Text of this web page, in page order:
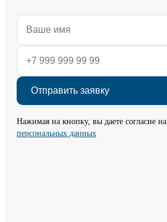
Нажимая на кнопку, вы даете согласие на
персональных данных